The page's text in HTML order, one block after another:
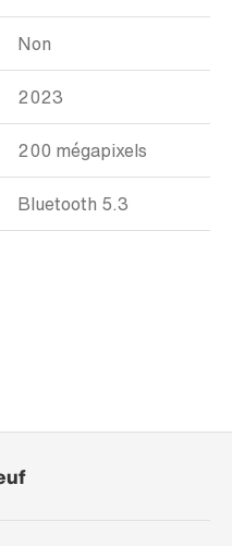
Non
2023
200 mégapixels
Bluetooth 5.3